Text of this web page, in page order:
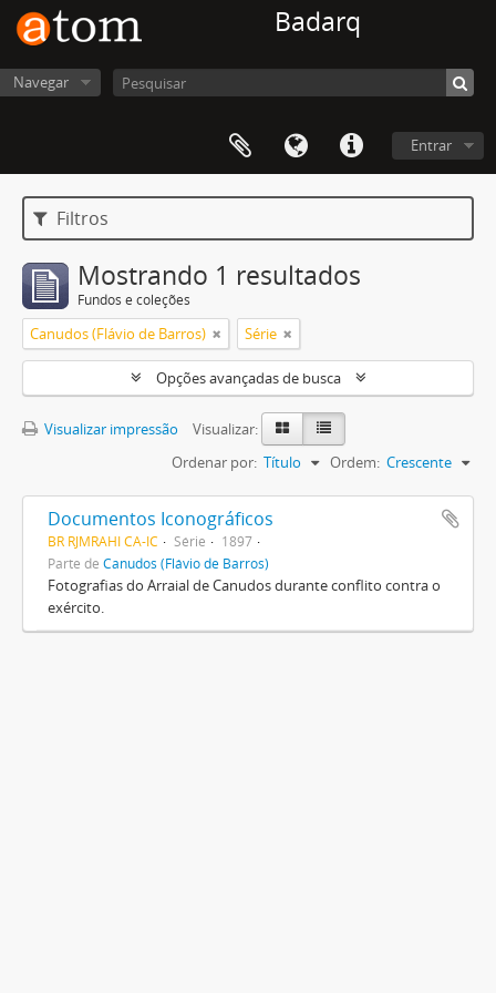
Badarq
Navegar
Entrar
Filtros
Mostrando 1 resultados
Fundos e coleções
Canudos (Flávio de Barros) Série
Opções avançadas de busca
Visualizar impressão
Visualizar:
Ordenar por: Título Ordem: Crescente
Documentos Iconográficos
BR RJMRAHI CA-IC Série
1897
Parte de Canudos (Flávio de Barros)
Fotografias do Arraial de Canudos durante conflito contra o
exército.